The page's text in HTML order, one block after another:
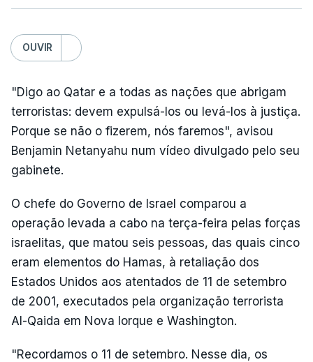
OUVIR
"Digo ao Qatar e a todas as nações que abrigam
terroristas: devem expulsá-los ou levá-los à justiça.
Porque se não o fizerem, nós faremos", avisou
Benjamin Netanyahu num vídeo divulgado pelo seu
gabinete.
O chefe do Governo de Israel comparou a
operação levada a cabo na terça-feira pelas forças
israelitas, que matou seis pessoas, das quais cinco
eram elementos do Hamas, à retaliação dos
Estados Unidos aos atentados de 11 de setembro
de 2001, executados pela organização terrorista
Al-Qaida em Nova Iorque e Washington.
"Recordamos o 11 de setembro. Nesse dia, os